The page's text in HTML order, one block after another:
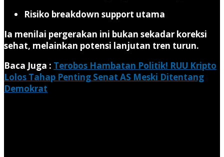
Risiko breakdown support utama
Ia menilai pergerakan ini bukan sekadar koreksi
sehat, melainkan potensi lanjutan tren turun.
Baca Juga : Terobos Hambatan Politik! RUU Kripto
Lolos Tahap Penting Senat AS Meski Ditentang
Demokrat